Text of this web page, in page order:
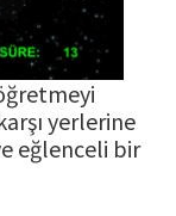
yerlerine
eğlenceli bir